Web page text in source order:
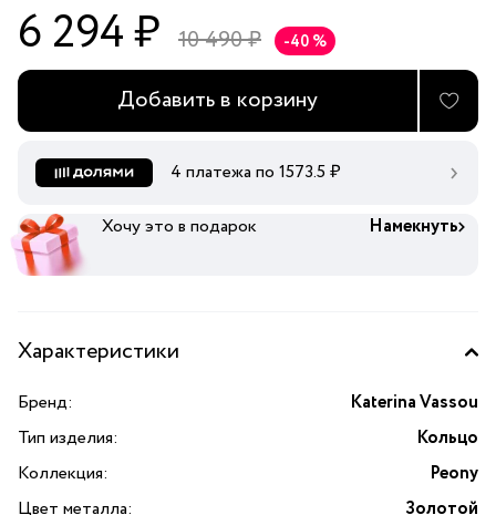
6 294 ₽ 10 490 ₽ -40 %
Добавить в корзину
4 платежа по 1573.5 ₽
Хочу это в подарок Намекнуть
Характеристики
Бренд:
Katerina Vassou
Тип изделия:
Кольцо
Коллекция:
Peony
Цвет металла:
Золотой